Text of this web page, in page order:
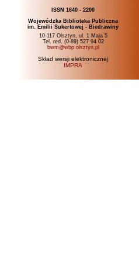
ISSN 1640 - 2200
Wojewódzka Biblioteka Publiczna
im. Emilii Sukertowej - Biedrawiny
10-117 Olsztyn, ul. 1 Maja 5
Tel. red. (0-89) 527 94 02
bwm@wbp.olsztyn.pl
Skład wersji elektronicznej
IMPRA